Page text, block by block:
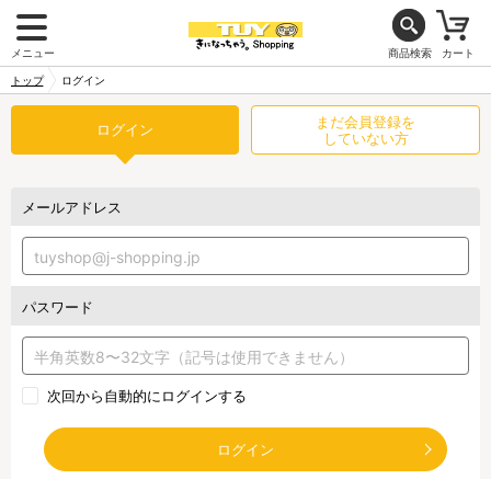
メニュー 商品検索 カート
トップ ログイン
ログイン
まだ会員登録を
していない方
メールアドレス
パスワード
次回から自動的にログインする
ログイン